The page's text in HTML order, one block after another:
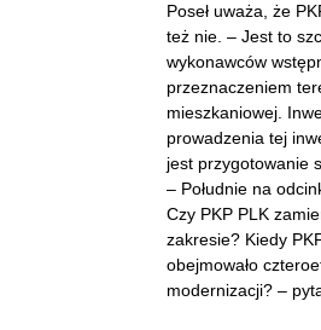
Poseł uważa, że
też nie. – Jest to
wykonawców
przeznaczeniem
mieszkaniowej.
prowadzenia tej
jest przygotowanie
– Południe na
Czy PKP PLK
zakresie? Kiedy
obejmowało
modernizacji? –